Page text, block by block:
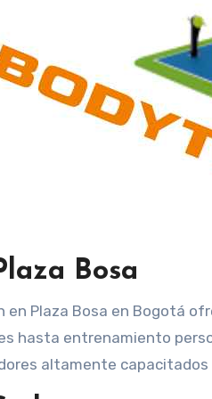
Bosa
en Plaza Bosa en Bogotá
hasta entrenamiento
altamente